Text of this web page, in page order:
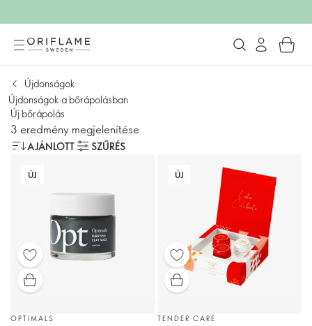
Újdonságok
Újdonságok a bőrápolásban
Új bőrápolás
3 eredmény megjelenítése
AJÁNLOTT SZŰRÉS
ÚJ
OPTIMALS
ÚJ
TENDER CARE